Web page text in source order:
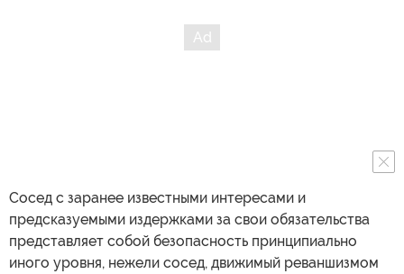
Сосед с заранее известными интересами и
предсказуемыми издержками за свои обязательства
представляет собой безопасность принципиально
иного уровня, нежели сосед, движимый реваншизмом